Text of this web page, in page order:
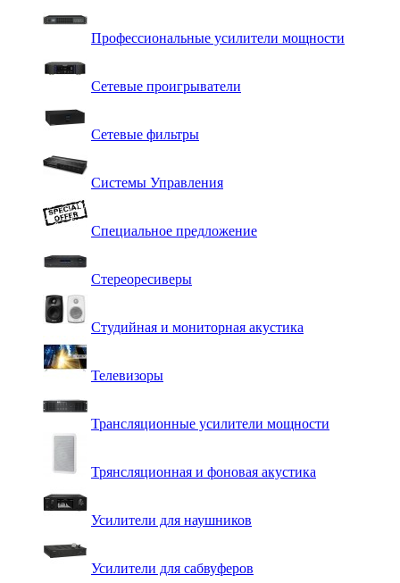
Профессиональные усилители мощности
Сетевые проигрыватели
Сетевые фильтры
Системы Управления
Специальное предложение
Стереоресиверы
Студийная и мониторная акустика
Телевизоры
Трансляционные усилители мощности
Трянсляционная и фоновая акустика
Усилители для наушников
Усилители для сабвуферов